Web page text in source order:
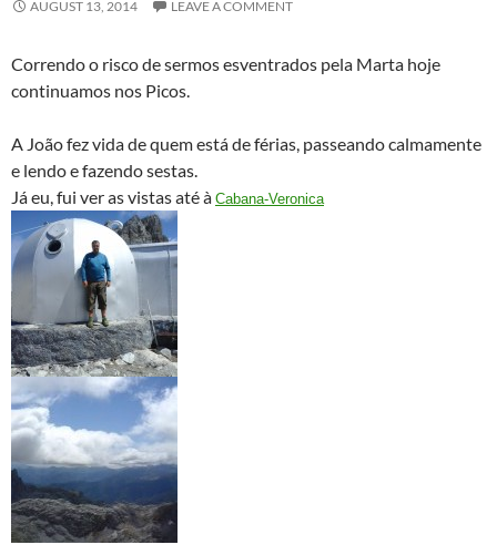
AUGUST 13, 2014 LEAVE A COMMENT
Correndo o risco de sermos esventrados pela Marta hoje
continuamos nos Picos.
A João fez vida de quem está de férias, passeando calmamente
e lendo e fazendo sestas.
Já eu, fui ver as vistas até à Cabana-Veronica